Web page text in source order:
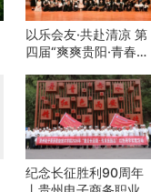
以乐会友·共赴清凉 第
四届“爽爽贵阳·青春之
启动
纪念长征胜利90周年